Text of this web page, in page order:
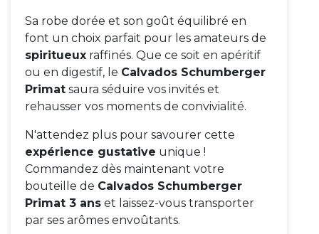
Sa robe dorée et son goût équilibré en
font un choix parfait pour les amateurs de
spiritueux raffinés. Que ce soit en apéritif
ou en digestif, le Calvados Schumberger
Primat saura séduire vos invités et
rehausser vos moments de convivialité.
N'attendez plus pour savourer cette
expérience gustative unique !
Commandez dès maintenant votre
bouteille de Calvados Schumberger
Primat 3 ans et laissez-vous transporter
par ses arômes envoûtants.